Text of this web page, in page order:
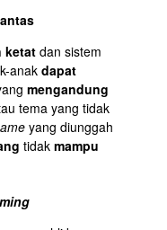
ketat dan sistem
anakdapat
mengandung
tema yang tidak
yang diunggah
tidak mampu